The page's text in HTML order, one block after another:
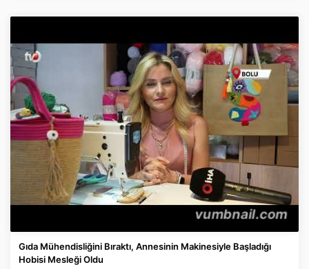
Gıda Mühendisliğini Bıraktı, Annesinin Makinesiyle Başladığı
Hobisi Mesleği Oldu